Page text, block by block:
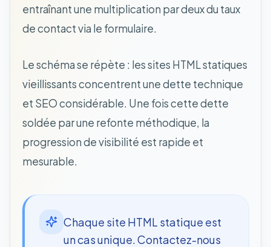
entraînant une multiplication par deux du taux
de contact via le formulaire.
Le schéma se répète : les sites HTML statiques
vieillissants concentrent une dette technique
et SEO considérable. Une fois cette dette
soldée par une refonte méthodique, la
progression de visibilité est rapide et
mesurable.
Chaque site HTML statique est
un cas unique. Contactez-nous